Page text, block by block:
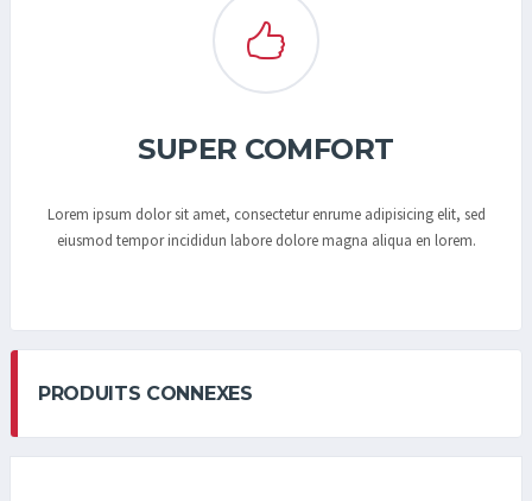
SUPER COMFORT
Lorem ipsum dolor sit amet, consectetur enrume adipisicing elit, sed
eiusmod tempor incididun labore dolore magna aliqua en lorem.
PRODUITS CONNEXES